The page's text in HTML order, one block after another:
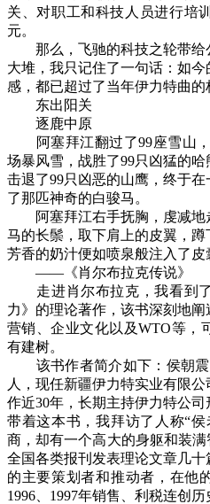
关、对职工和科技人员进行培
元。
那么，飞驰的科技之轮带给
大堆，我只记住了一句话：如
感，都已超过了当年伊力特曲的
东出阳关
逐鹿中原
阿塞拜江翻过了99座雪山，
场暴风雪，战胜了99只凶猛的哈
击退了99只凶恶的山鹰，终于
了那匹神奇的白骏马。
阿塞拜江右手抚胸，虔减地
马的长鬃，取下肩上的皮翼，
芳香的奶汁便如喷泉般注入了
——《肖尔布拉克传说》
走进肖尔布拉克，我看到了
力》的理论著作，该书深刻地
营销、企业文化以及WTO等，
有建树。
该书作者简介如下：侯朝震
人，现任新疆伊力特实业有限
作近30年，长期主持伊力特公
带着这本书，我拜访了人称“
商，却有一个高大的身躯和装
全国各类报刊发表理论文章几
的主要策划者和推动者，在他
1996、1997年销售、利税连创